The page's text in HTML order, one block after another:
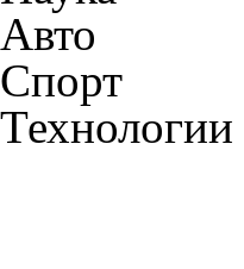
Авто
Спорт
Технологии